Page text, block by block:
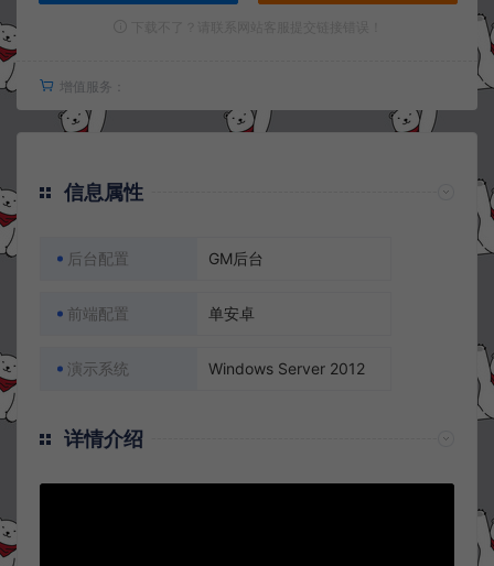
增值服务：
信息属性
后台配置 GM后台
前端配置 单安卓
演示系统 Windows Server 2012
详情介绍